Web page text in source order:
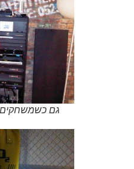
גם כשמשחקים